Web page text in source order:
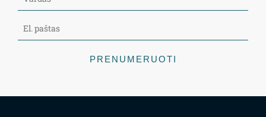
PRENUMERUOTI